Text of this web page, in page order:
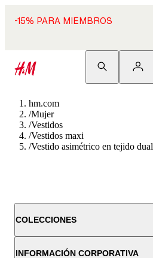
-15% PARA MIEMBROS
hm.com
/Mujer
/Vestidos
/Vestidos maxi
/Vestido asimétrico en tejido dual
COLECCIONES
INFORMACIÓN CORPORATIVA